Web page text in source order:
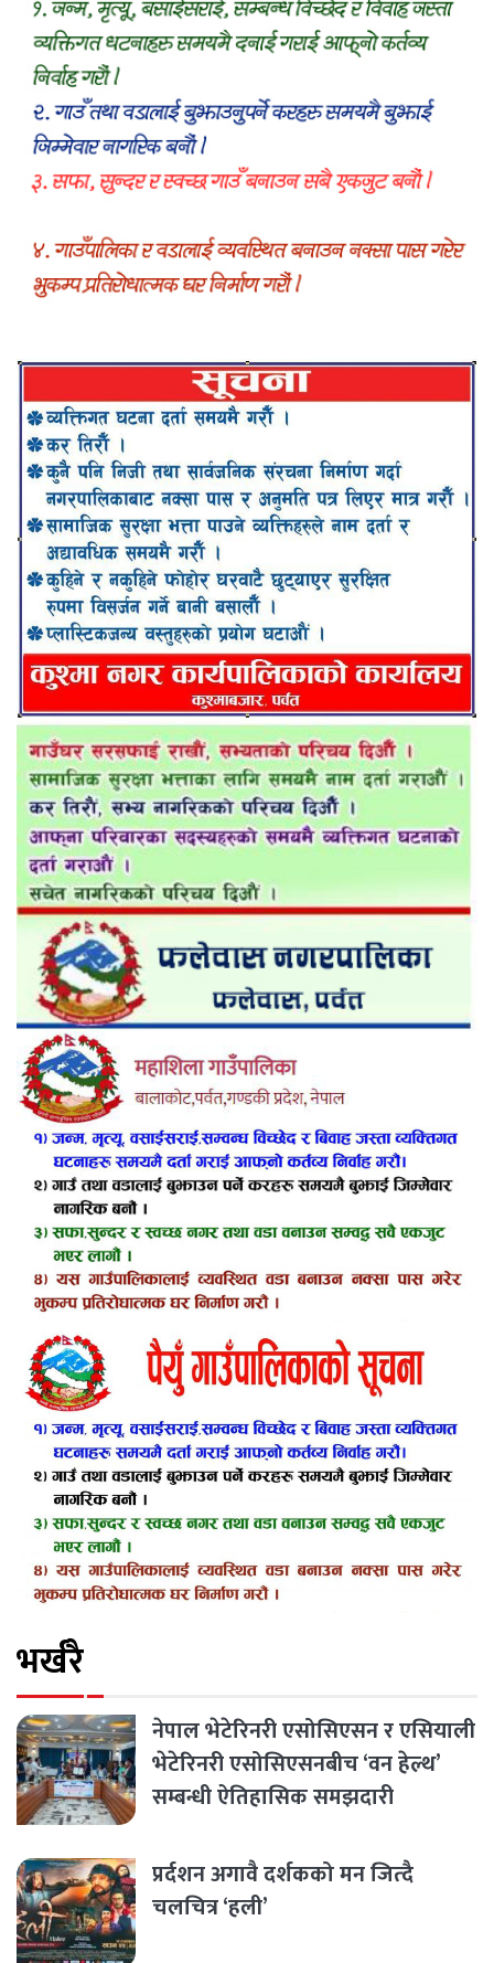
भर्खरै
नेपाल भेटेरिनरी एसोसिएसन र एसियाली
भेटेरिनरी एसोसिएसनबीच ‘वन हेल्थ’
सम्बन्धी ऐतिहासिक समझदारी
प्रर्दशन अगावै दर्शकको मन जित्दै
चलचित्र ‘हली’